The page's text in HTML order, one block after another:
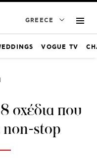
GREECE
VOGUE TV
σχέδια που
non-stop